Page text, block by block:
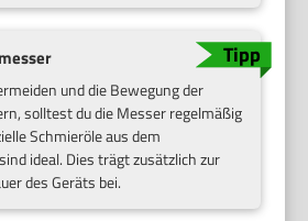
und die Bewegung der
solltest du die Messer regelmäßig
Schmieröle aus dem
ideal. Dies trägt zusätzlich zur
des Geräts bei.